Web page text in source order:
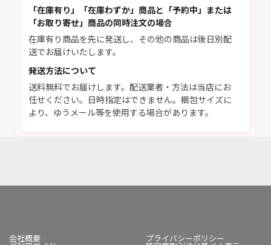
「在庫有り」「在庫わずか」商品と「予約中」または
「お取り寄せ」商品の同時注文の場合
在庫有り商品を先に発送し、その他の商品は後日別配
送でお届けいたします。
発送方法について
送料無料でお届けします。配送業者・方法は当店にお
任せください。日時指定はできません。梱包サイズに
より、ゆうメール等を使用する場合があります。
会社概要 プライバシーポリシー